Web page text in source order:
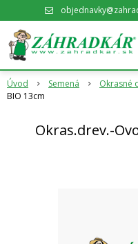
Úvod Semená Okrasné
BIO 13cm
Okras.drev.-